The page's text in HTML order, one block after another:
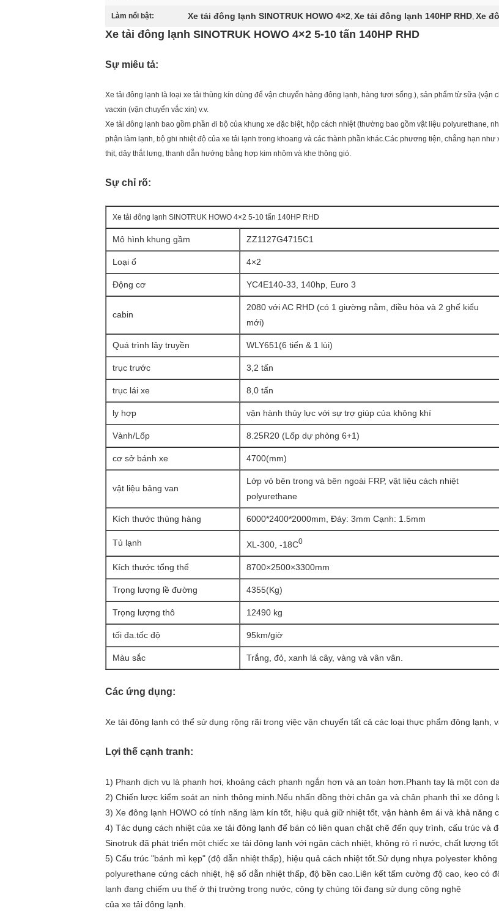
Làm nổi bật: Xe tải đông lạnh SINOTRUK HOWO 4×2, Xe tải đông lạnh 140HP RHD, Xe
Xe tải đông lạnh SINOTRUK HOWO 4×2 5-10 tấn 140HP RHD
Sự miêu tả:
Xe tải đông lạnh là loại xe tải thùng kín dùng để vận chuyển hàng đông lạnh, hàng tươi sống.), sản phẩm từ sữa (vận
vacxin (vận chuyển vắc xin) v.v.
Xe tải đông lạnh bao gồm phần đi bộ của khung xe đặc biệt, hộp cách nhiệt (thường bao gồm vật liệu polyurethane,
phận làm lạnh, bộ ghi nhiệt độ của xe tải lạnh trong khoang và các thành phần khác.Các phương tiện, chẳng hạn
thịt, dây thắt lưng, thanh dẫn hướng bằng hợp kim nhôm và khe thông gió.
Sự chỉ rõ:
Xe tải đông lạnh SINOTRUK HOWO 4×2 5-10 tấn 140HP RHD
Mô hình khung gầm ZZ1127G4715C1
Loại ổ 4×2
Động cơ YC4E140-33, 140hp, Euro 3
cabin
2080 với AC RHD (có 1 giường nằm, điều hòa và 2 ghế kiểu
mới)
Quá trình lây truyền WLY651(6 tiến & 1 lùi)
trục trước 3,2 tấn
trục lái xe 8,0 tấn
ly hợp vận hành thủy lực với sự trợ giúp của không khí
Vành/Lốp 8.25R20 (Lốp dự phòng 6+1)
cơ sở bánh xe 4700(mm)
vật liệu bảng van
Lớp vỏ bên trong và bên ngoài FRP, vật liệu cách nhiệt
polyurethane
Kích thước thùng hàng 6000*2400*2000mm, Đáy: 3mm Cạnh: 1.5mm
Tủ lạnh XL-300, -18C0
Kích thước tổng thể 8700×2500×3300mm
Trọng lượng lề đường 4355(Kg)
Trọng lượng thô 12490 kg
tối đa.tốc độ 95km/giờ
Màu sắc Trắng, đỏ, xanh lá cây, vàng và vân vân.
Các ứng dụng:
Xe tải đông lạnh có thể sử dụng rộng rãi trong việc vận chuyển tất cả các loại thực phẩm đông lạnh,
Lợi thế cạnh tranh:
1) Phanh dịch vụ là phanh hơi, khoảng cách phanh ngắn hơn và an toàn hơn.Phanh tay là một con
2) Chiến lược kiểm soát an ninh thông minh.Nếu nhấn đồng thời chân ga và chân phanh thì xe đông
3) Xe đông lạnh HOWO có tính năng làm kín tốt, hiệu quả giữ nhiệt tốt, vận hành êm ái và khả năng
4) Tác dụng cách nhiệt của xe tải đông lạnh để bán có liên quan chặt chẽ đến quy trình, cấu trúc và
Sinotruk đã phát triển một chiếc xe tải đông lạnh với ngăn cách nhiệt, không rò rỉ nước, chất lượng
5) Cấu trúc "bánh mì kẹp" (độ dẫn nhiệt thấp), hiệu quả cách nhiệt tốt.Sử dụng nhựa polyester
polyurethane cứng cách nhiệt, hệ số dẫn nhiệt thấp, độ bền cao.Liên kết tấm cường độ cao, keo có
lạnh đang chiếm ưu thế ở thị trường trong nước, công ty chúng tôi đang sử dụng công nghệ
của xe tải đông lạnh.